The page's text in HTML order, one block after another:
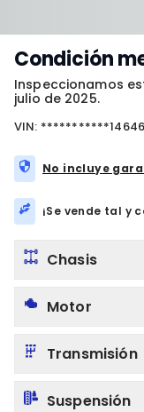
Condición
Inspeccionamos
julio de 2025.
VIN:
No incluye
¡Se vende tal y
Chasis
Motor
Transmisión
Suspensión